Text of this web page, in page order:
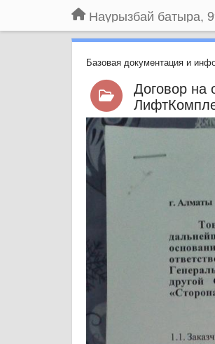
Наурызбай батыра,
Базовая документация и
Договор на